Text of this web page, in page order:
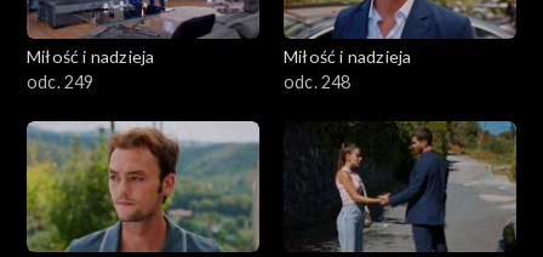
Miłość i nadzieja
odc. 249
Miłość i nadzieja
odc. 248